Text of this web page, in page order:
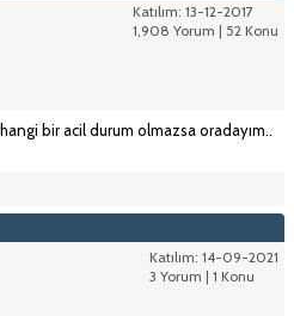
Katılım: 13-12-2017
1,908 Yorum | 52 Konu
bir acil durum olmazsa oradayım..
Katılım: 14-09-2021
3 Yorum | 1 Konu